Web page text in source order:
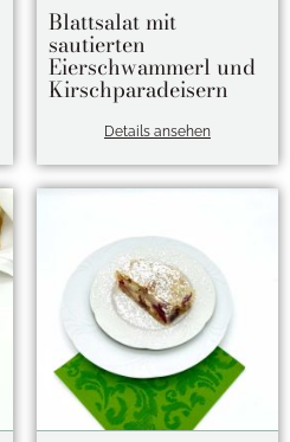
Blattsalat mit
sautierten
Eierschwammerl und
Kirschparadeisern
Details ansehen